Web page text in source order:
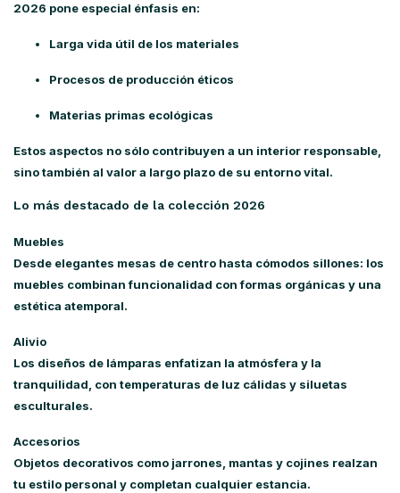
2026 pone especial énfasis en:
Larga vida útil de los materiales
Procesos de producción éticos
Materias primas ecológicas
Estos aspectos no sólo contribuyen a un interior responsable,
sino también al valor a largo plazo de su entorno vital.
Lo más destacado de la colección 2026
Muebles
Desde elegantes mesas de centro hasta cómodos sillones: los
muebles combinan funcionalidad con formas orgánicas y una
estética atemporal.
Alivio
Los diseños de lámparas enfatizan la atmósfera y la
tranquilidad, con temperaturas de luz cálidas y siluetas
esculturales.
Accesorios
Objetos decorativos como jarrones, mantas y cojines realzan
tu estilo personal y completan cualquier estancia.